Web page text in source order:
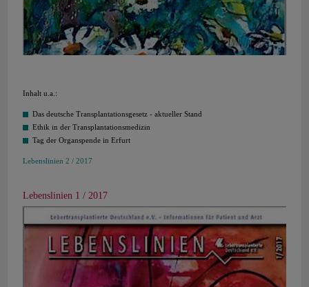
Inhalt u.a.:
Das deutsche Transplantationsgesetz - aktueller Stand
Ethik in der Transplantationsmedizin
Tag der Organspende in Erfurt
Lebenslinien 2 / 2017
Lebenslinien 1 / 2017